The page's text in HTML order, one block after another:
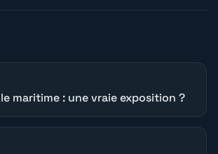
maritime : une vraie exposition ?